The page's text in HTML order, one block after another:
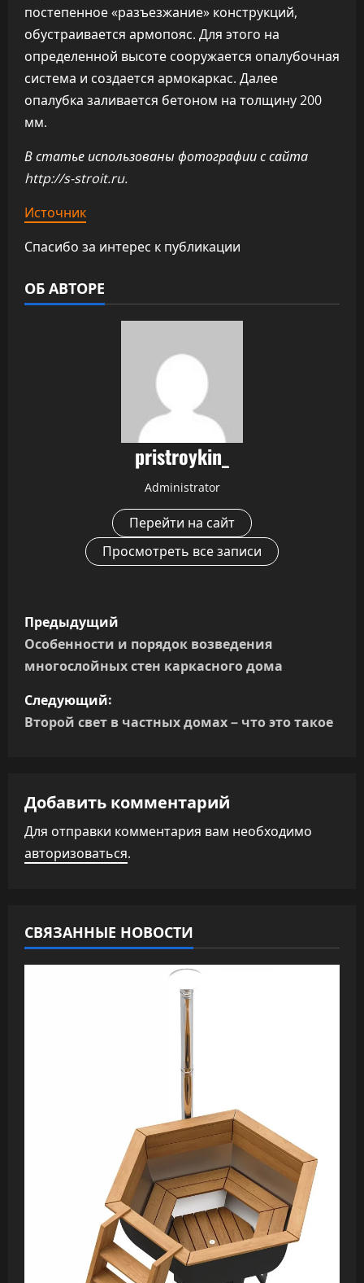
постепенное «разъезжание» конструкций,
обустраивается армопояс. Для этого на
определенной высоте сооружается опалубочная
система и создается армокаркас. Далее
опалубка заливается бетоном на толщину 200
мм.
В статье использованы фотографии с сайта
http://s-stroit.ru.
Источник
Спасибо за интерес к публикации
ОБ АВТОРЕ
pristroykin_
Administrator
Перейти на сайт
Просмотреть все записи
Н
а
в
и
ц
и
п
о
Предыдущий
Особенности и порядок возведения
многослойных стен каркасного дома
Следующий:
Второй свет в частных домах – что это такое
Добавить комментарий
Для отправки комментария вам необходимо
авторизоваться.
СВЯЗАННЫЕ НОВОСТИ